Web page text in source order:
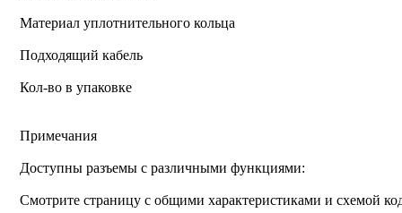
Материал уплотнительного кольца
Подходящий кабель
Кол-во в упаковке
Примечания
Доступны разъемы с различными функциями:
Смотрите страницу с общими характеристиками и схемой